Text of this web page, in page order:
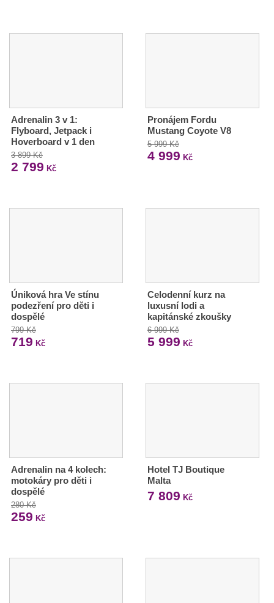
Adrenalin 3 v 1:
Flyboard, Jetpack i
Hoverboard v 1 den
3 899 Kč
2 799 Kč
Pronájem Fordu
Mustang Coyote V8
5 999 Kč
4 999 Kč
Úniková hra Ve stínu
podezření pro děti i
dospělé
799 Kč
719 Kč
Celodenní kurz na
luxusní lodi a
kapitánské zkoušky
6 999 Kč
5 999 Kč
Adrenalin na 4 kolech:
motokáry pro děti i
dospělé
280 Kč
259 Kč
Hotel TJ Boutique
Malta
7 809 Kč